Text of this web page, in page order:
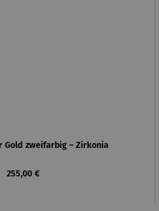
Gold zweifarbig – Zirkonia
Regulärer Preis:
255,00 €